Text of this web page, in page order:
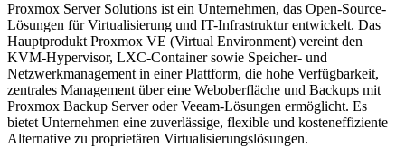
Proxmox Server Solutions ist ein Unternehmen, das Open-Source-
Lösungen für Virtualisierung und IT-Infrastruktur entwickelt. Das
Hauptprodukt Proxmox VE (Virtual Environment) vereint den
KVM-Hypervisor, LXC-Container sowie Speicher- und
Netzwerkmanagement in einer Plattform, die hohe Verfügbarkeit,
zentrales Management über eine Weboberfläche und Backups mit
Proxmox Backup Server oder Veeam-Lösungen ermöglicht. Es
bietet Unternehmen eine zuverlässige, flexible und kosteneffiziente
Alternative zu proprietären Virtualisierungslösungen.